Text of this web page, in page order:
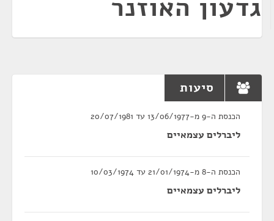
גדעון האוזנר
סיעות
הכנסת ה-9 מ-13/06/1977 עד 20/07/1981
ליברלים עצמאיים
הכנסת ה-8 מ-21/01/1974 עד 10/03/1974
ליברלים עצמאיים